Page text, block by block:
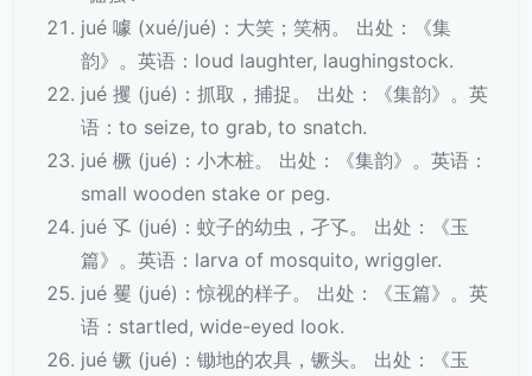
jué 噱 (xué/jué)：大笑；笑柄。 出处：《集
韵》。英语：loud laughter, laughingstock.
jué 攫 (jué)：抓取，捕捉。 出处：《集韵》。英
语：to seize, to grab, to snatch.
jué 橛 (jué)：小木桩。 出处：《集韵》。英语：
small wooden stake or peg.
jué 孓 (jué)：蚊子的幼虫，孑孓。 出处：《玉
篇》。英语：larva of mosquito, wriggler.
jué 矍 (jué)：惊视的样子。 出处：《玉篇》。英
语：startled, wide-eyed look.
jué 镢 (jué)：锄地的农具，镢头。 出处：《玉